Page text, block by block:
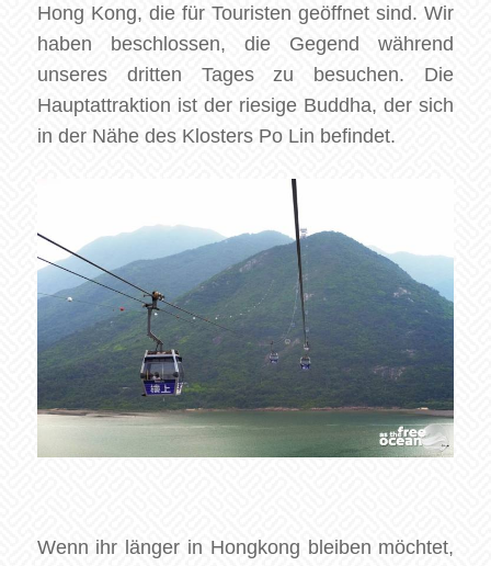
Hong Kong, die für Touristen geöffnet sind. Wir
haben beschlossen, die Gegend während
unseres dritten Tages zu besuchen. Die
Hauptattraktion ist der riesige Buddha, der sich
in der Nähe des Klosters Po Lin befindet.
Wenn ihr länger in Hongkong bleiben möchtet,